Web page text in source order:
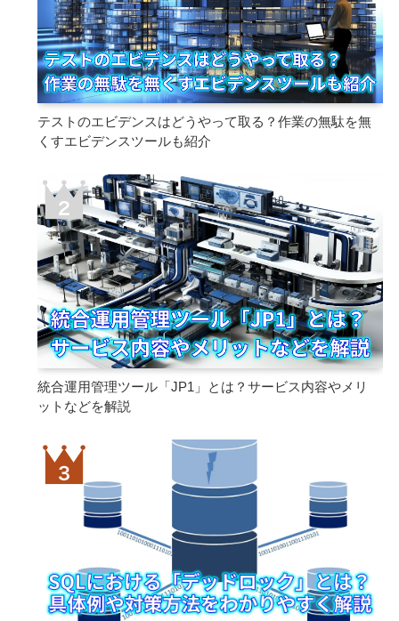
テストのエビデンスはどうやって取る？作業の無駄を無
くすエビデンスツールも紹介
統合運用管理ツール「JP1」とは？サービス内容やメリ
ットなどを解説